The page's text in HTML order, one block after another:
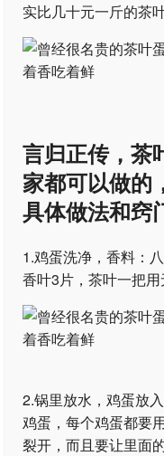
实比几十元一斤的茶
言归正传，茶
家都可以做的
具体做法和窍
1.鸡蛋洗净，香料：
香叶3片，茶叶一把
2.锅里放水，鸡蛋放
鸡蛋，每个鸡蛋都要
裂开，而且要让里面